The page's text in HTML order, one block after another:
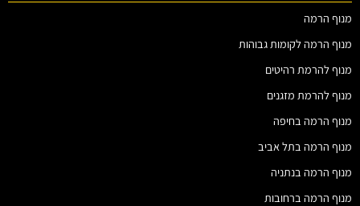
מנוף הרמה
מנוף הרמה לקומות גבוהות
מנוף להרמת רהיטים
מנוף להרמת מזגנים
מנוף הרמה בחיפה
מנוף הרמה בתל אביב
מנוף הרמה בנתניה
מנוף הרמה ברחובות